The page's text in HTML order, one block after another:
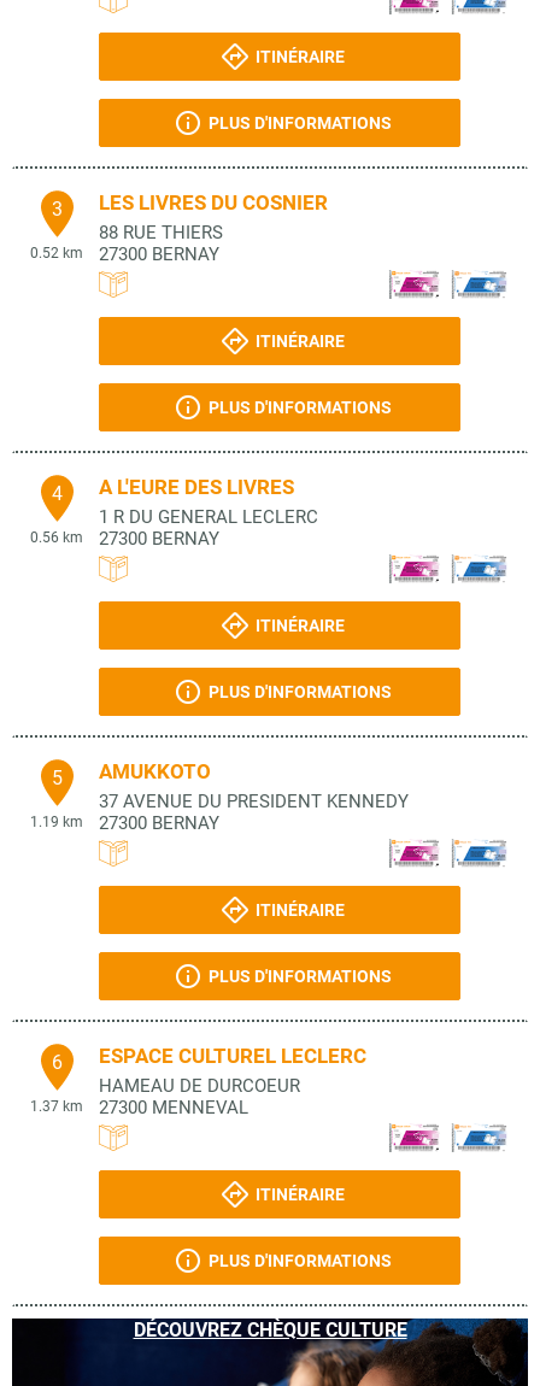
ITINÉRAIRE
PLUS D'INFORMATIONS
3
0.52 km
LES LIVRES DU COSNIER
88 RUE THIERS
27300 BERNAY
ITINÉRAIRE
PLUS D'INFORMATIONS
4
0.56 km
A L'EURE DES LIVRES
1 R DU GENERAL LECLERC
27300 BERNAY
ITINÉRAIRE
PLUS D'INFORMATIONS
5
1.19 km
AMUKKOTO
37 AVENUE DU PRESIDENT KENNEDY
27300 BERNAY
ITINÉRAIRE
PLUS D'INFORMATIONS
6
1.37 km
ESPACE CULTUREL LECLERC
HAMEAU DE DURCOEUR
27300 MENNEVAL
ITINÉRAIRE
PLUS D'INFORMATIONS
DÉCOUVREZ CHÈQUE CULTURE